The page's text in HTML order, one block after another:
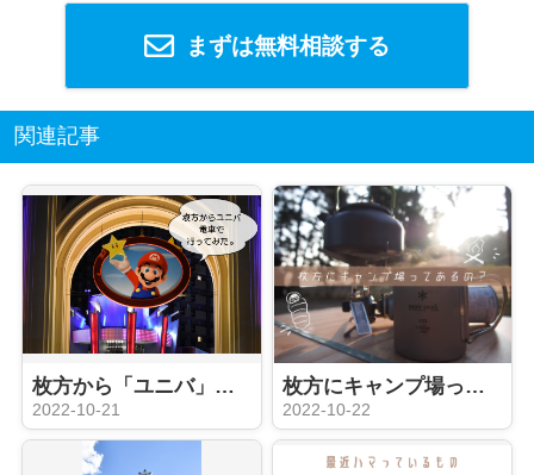
まずは無料相談する
関連記事
枚方から「ユニバ」電車で行ってみた
2022-10-21
枚方にキャンプ場ってあるの？
2022-10-22